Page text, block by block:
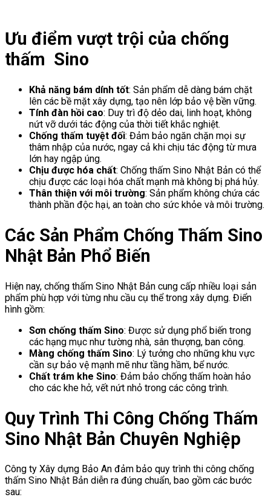
Ưu điểm vượt trội của chống
thấm Sino
Khả năng bám dính tốt: Sản phẩm dễ dàng bám chặt
lên các bề mặt xây dựng, tạo nên lớp bảo vệ bền vững.
Tính đàn hồi cao: Duy trì độ dẻo dai, linh hoạt, không
nứt vỡ dưới tác động của thời tiết khắc nghiệt.
Chống thấm tuyệt đối: Đảm bảo ngăn chặn mọi sự
thâm nhập của nước, ngay cả khi chịu tác động từ mưa
lớn hay ngập úng.
Chịu được hóa chất: Chống thấm Sino Nhật Bản có thể
chịu được các loại hóa chất mạnh mà không bị phá hủy.
Thân thiện với môi trường: Sản phẩm không chứa các
thành phần độc hại, an toàn cho sức khỏe và môi trường.
Các Sản Phẩm Chống Thấm Sino
Nhật Bản Phổ Biến
Hiện nay, chống thấm Sino Nhật Bản cung cấp nhiều loại sản
phẩm phù hợp với từng nhu cầu cụ thể trong xây dựng. Điển
hình gồm:
Sơn chống thấm Sino: Được sử dụng phổ biến trong
các hạng mục như tường nhà, sân thượng, ban công.
Màng chống thấm Sino: Lý tưởng cho những khu vực
cần sự bảo vệ mạnh mẽ như tầng hầm, bể nước.
Chất trám khe Sino: Đảm bảo chống thấm hoàn hảo
cho các khe hở, vết nứt nhỏ trong các công trình.
Quy Trình Thi Công Chống Thấm
Sino Nhật Bản Chuyên Nghiệp
Công ty Xây dựng Bảo An đảm bảo quy trình thi công chống
thấm Sino Nhật Bản diễn ra đúng chuẩn, bao gồm các bước
sau: